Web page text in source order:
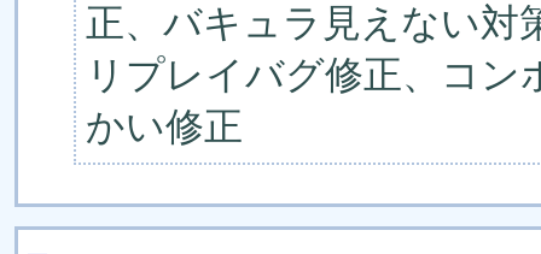
正、バキュラ見えない対
リプレイバグ修正、コ
かい修正